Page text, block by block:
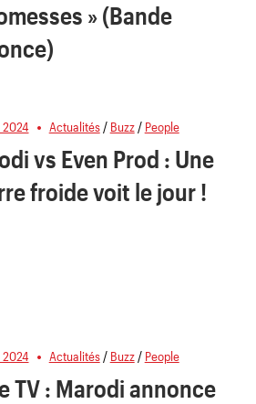
» (Bande
2024 Actualités/ Buzz/ People
vs Even Prod : Une
froide voit le jour !
2024 Actualités/ Buzz/ People
TV : Marodi annonce